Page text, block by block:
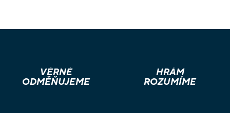
VĚRNÉ
ODMĚŇUJEME
HRÁM
ROZUMÍME